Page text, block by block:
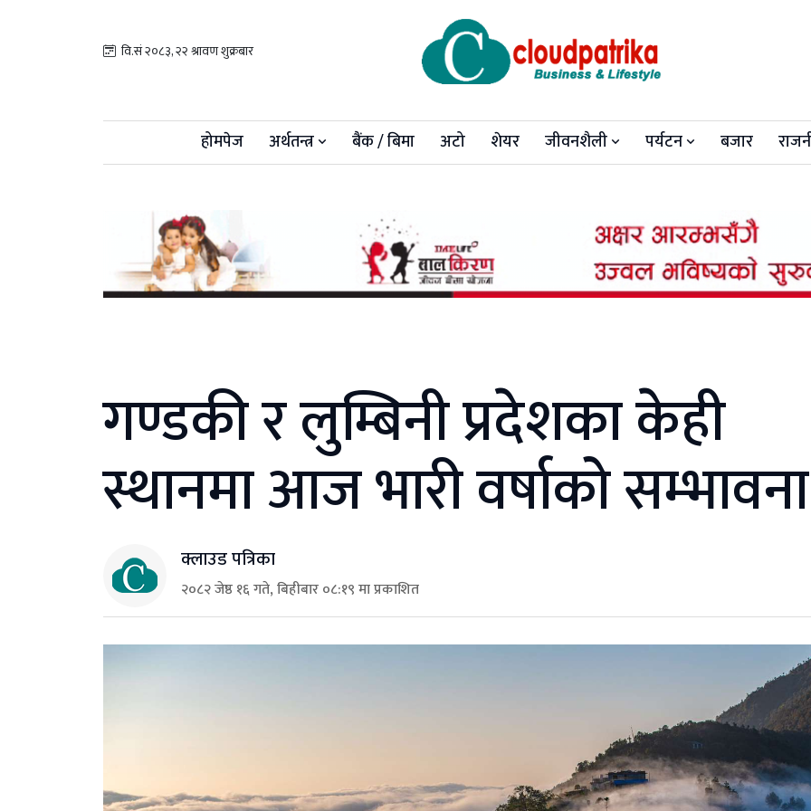
वि.सं २०८३, २२ श्रावण शुक्रबार
होमपेज अर्थतन्त्र बैंक / बिमा अटो शेयर जीवनशैली पर्यटन बजार
गण्डकी र लुम्बिनी प्रदेशका केही
स्थानमा आज भारी वर्षाको सम्भावना
क्लाउड पत्रिका
२०८२ जेष्ठ १६ गते, बिहीबार ०८:१९ मा प्रकाशित